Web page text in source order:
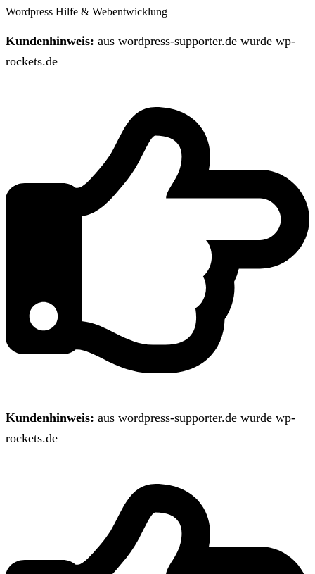
Wordpress Hilfe & Webentwicklung
Kundenhinweis: aus wordpress-supporter.de wurde wp-
rockets.de
Kundenhinweis: aus wordpress-supporter.de wurde wp-
rockets.de